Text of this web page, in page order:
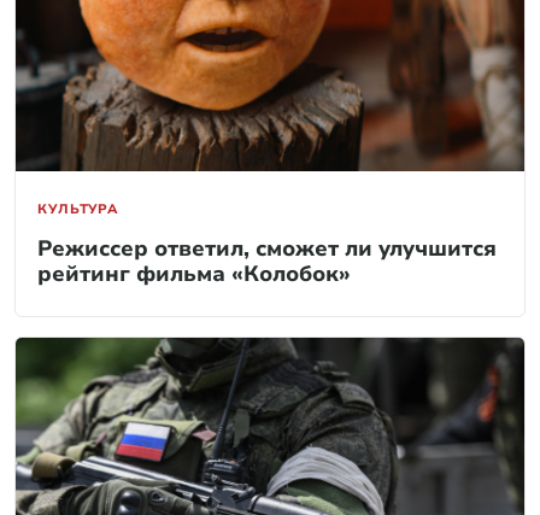
КУЛЬТУРА
Режиссер ответил, сможет ли улучшится
рейтинг фильма «Колобок»